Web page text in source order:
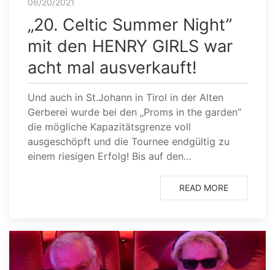
06/20/2021
„20. Celtic Summer Night”
mit den HENRY GIRLS war
acht mal ausverkauft!
Und auch in St.Johann in Tirol in der Alten
Gerberei wurde bei den „Proms in the garden”
die mögliche Kapazitätsgrenze voll
ausgeschöpft und die Tournee endgültig zu
einem riesigen Erfolg! Bis auf den…
READ MORE